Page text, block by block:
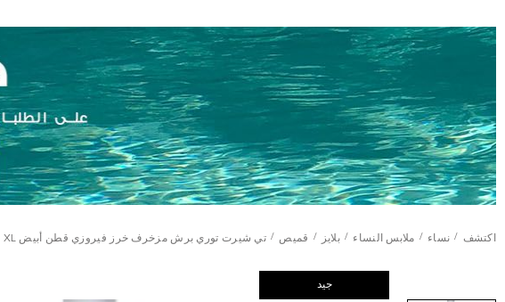
اكتشف / نساء / ملابس النساء / بلايز / قميص / تي شيرت توري برش مزخرف خرز فيروزي قطن أبيض XL
جيد